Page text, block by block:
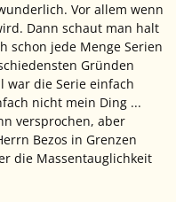
Vor allem wenn
Dann schaut man halt
schon jede Menge Serien
Gründen
war die Serie einfach
nicht mein Ding ...
versprochen, aber
Bezos in Grenzen
die Massentauglichkeit